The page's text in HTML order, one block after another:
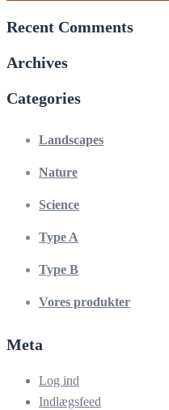
Recent Comments
Archives
Categories
Landscapes
Nature
Science
Type A
Type B
Vores produkter
Meta
Log ind
Indlægsfeed